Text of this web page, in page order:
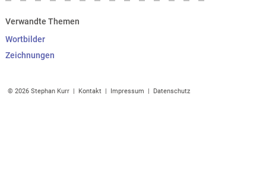
Verwandte Themen
Wortbilder
Zeichnungen
© 2026 Stephan Kurr | Kontakt | Impressum | Datenschutz